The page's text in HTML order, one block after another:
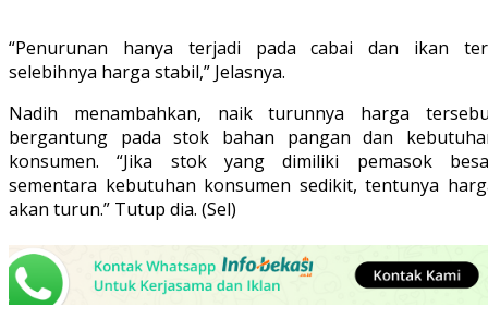
“Penurunan hanya terjadi pada cabai dan ikan
selebihnya harga stabil,” Jelasnya.
Nadih menambahkan, naik turunnya harga
bergantung pada stok bahan pangan dan
konsumen. “Jika stok yang dimiliki pemasok
sementara kebutuhan konsumen sedikit, tentunya
akan turun.” Tutup dia. (Sel)